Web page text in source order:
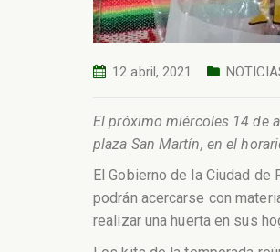
12 abril, 2021
El próximo miércoles 14 de
plaza San Martín, en el
El Gobierno de la Ciudad
podrán acercarse con
realizar una huerta en sus